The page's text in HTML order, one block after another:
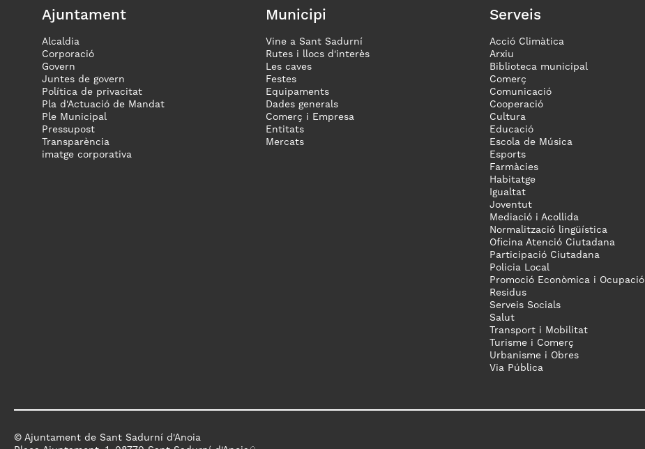
Ajuntament
Alcaldia
Corporació
Govern
Juntes de govern
Política de privacitat
Pla d'Actuació de Mandat
Ple Municipal
Pressupost
Transparència
imatge corporativa
Municipi
Vine a Sant Sadurní
Rutes i llocs d'interès
Les caves
Festes
Equipaments
Dades generals
Comerç i Empresa
Entitats
Mercats
Serveis
Acció Climàtica
Arxiu
Biblioteca municipal
Comerç
Comunicació
Cooperació
Cultura
Educació
Escola de Música
Esports
Farmàcies
Habitatge
Igualtat
Joventut
Mediació i Acollida
Normalització lingüística
Oficina Atenció Ciutadana
Participació Ciutadana
Policia Local
Promoció Econòmica i Ocupació
Residus
Serveis Socials
Salut
Transport i Mobilitat
Turisme i Comerç
Urbanisme i Obres
Via Pública
© Ajuntament de Sant Sadurní d'Anoia